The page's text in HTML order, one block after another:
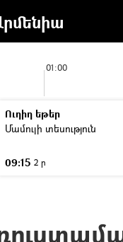
01:00
Ուղիղ եթեր
Մամուլի տեսություն
09:15 2 ր